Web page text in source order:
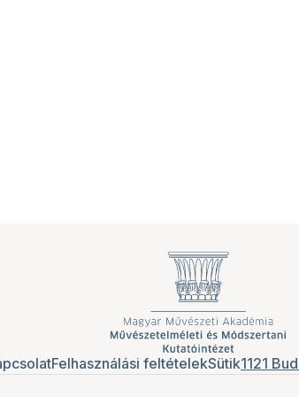
Felhasználási feltételekSütik1121